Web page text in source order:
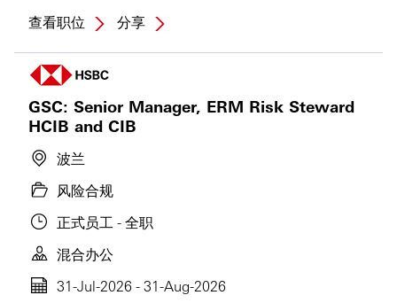
查看职位 分享
GSC: Senior Manager, ERM Risk Steward
HCIB and CIB
波兰
风险合规
正式员工 - 全职
混合办公
31-Jul-2026 - 31-Aug-2026